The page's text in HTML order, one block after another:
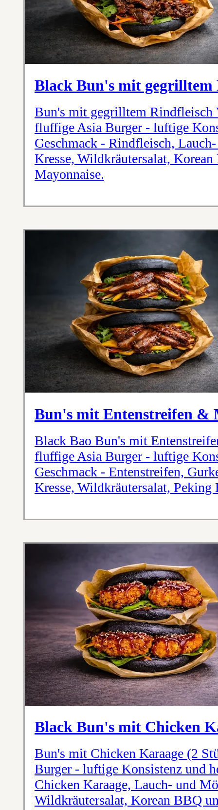
Black Bun's mit
Bun's mit gegrilltem Rindfleisch
fluffige Asia Burger - luftige
Geschmack - Rindfleisch,
Kresse, Wildkräutersalat,
Mayonnaise.
Bun's mit Entenstreifen &
Black Bao Bun's mit
fluffige Asia Burger - luftige
Geschmack - Entenstreifen,
Kresse, Wildkräutersalat, Peking
Black Bun's mit Chicken
Bun's mit Chicken Karaage (2
Burger - luftige Konsistenz und
Chicken Karaage, Lauch- und
Wildkräutersalat, Korean BBQ